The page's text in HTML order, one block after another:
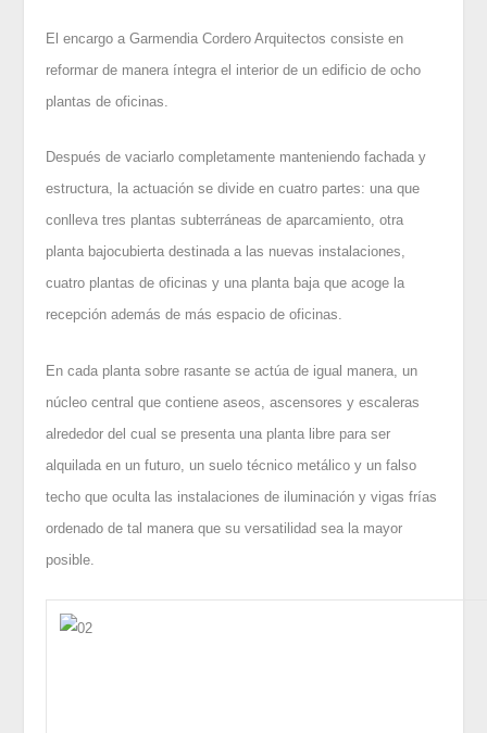
El encargo a Garmendia Cordero Arquitectos consiste en
reformar de manera íntegra el interior de un edificio de ocho
plantas de oficinas.
Después de vaciarlo completamente manteniendo fachada y
estructura, la actuación se divide en cuatro partes: una que
conlleva tres plantas subterráneas de aparcamiento, otra
planta bajocubierta destinada a las nuevas instalaciones,
cuatro plantas de oficinas y una planta baja que acoge la
recepción además de más espacio de oficinas.
En cada planta sobre rasante se actúa de igual manera, un
núcleo central que contiene aseos, ascensores y escaleras
alrededor del cual se presenta una planta libre para ser
alquilada en un futuro, un suelo técnico metálico y un falso
techo que oculta las instalaciones de iluminación y vigas frías
ordenado de tal manera que su versatilidad sea la mayor
posible.